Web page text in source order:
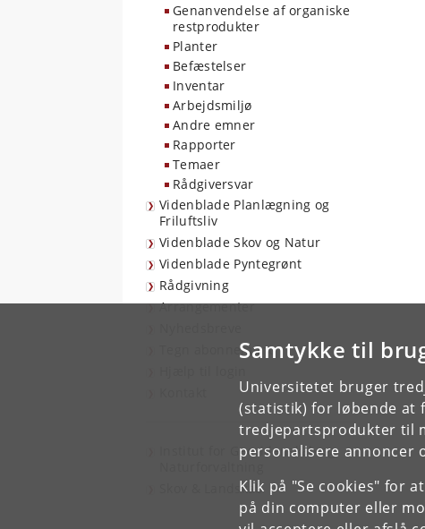
Samtykke til
Universitetet bruger
(statistik) for løbende at
tredjepartsprodukter til
personalisere annoncer
Klik på "Se cookies" for
på din computer eller
Genanvendelse af organiske
restprodukter
Planter
Befæstelser
Inventar
Arbejdsmiljø
Andre emner
Rapporter
Temaer
Rådgiversvar
Videnblade Planlægning og
Friluftsliv
Videnblade Skov og Natur
Videnblade Pyntegrønt
Rådgivning
Arrangementer
Tegn abonnement
Institut for Geovidenskab og
Skov & Landskab